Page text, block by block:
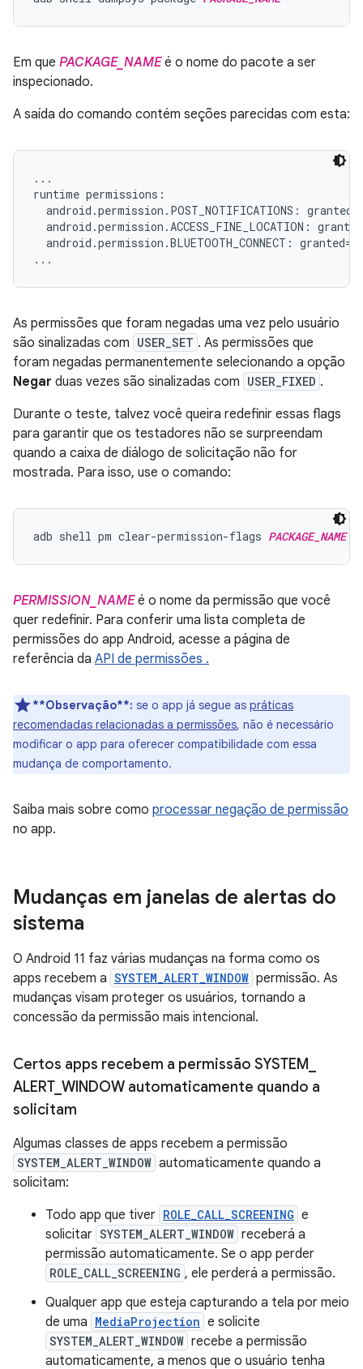
Em que PACKAGE_NAMEé o nome do pacote a ser
inspecionado.
A saída do comando contém seções parecidas com esta:
...
runtime permissions:
android.permission.POST_NOTIFICATIONS:
android.permission.ACCESS_FINE_LOCATION:
android.permission.BLUETOOTH_CONNECT:
As permissões que foram negadas uma vez pelo usuário
são sinalizadas com USER_SET . As permissões que
foram negadas permanentemente selecionando a opção
Negar duas vezes são sinalizadas com USER_FIXED .
Durante o teste, talvez você queira redefinir essas flags
para garantir que os testadores não se surpreendam
quando a caixa de diálogo de solicitação não for
mostrada. Para isso, use o comando:
adb shell pm clear-permission-flags PACKAGE_NAME
PERMISSION_NAMEé o nome da permissão que você
quer redefinir. Para conferir uma lista completa de
permissões do app Android, acesse a página de
referência da API de permissões .
**Observação**: se o app já segue as práticas
recomendadas relacionadas a permissões, não é necessário
modificar o app para oferecer compatibilidade com essa
mudança de comportamento.
Saiba mais sobre como processar negação de permissão
no app.
Mudanças em janelas de alertas do
sistema
O Android 11 faz várias mudanças na forma como os
apps recebem a SYSTEM_ALERT_WINDOW permissão. As
mudanças visam proteger os usuários, tornando a
concessão da permissão mais intencional.
Certos apps recebem a permissão SYSTEM
ALERT_ WINDOW automaticamente quando a
solicitam
Algumas classes de apps recebem a permissão
SYSTEM_ALERT_WINDOW automaticamente quando a
solicitam:
Todo app que tiver ROLE_CALL_SCREENING e
solicitar SYSTEM_ALERT_WINDOW receberá a
permissão automaticamente. Se o app perder
ROLE_CALL_SCREENING , ele perderá a permissão.
Qualquer app que esteja capturando a tela por meio
de uma MediaProjection e solicite
SYSTEM_ALERT_WINDOW recebe a permissão
automaticamente, a menos que o usuário tenha